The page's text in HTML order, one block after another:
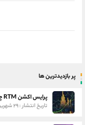
پر بازدیدترین ها
پرایس اکشن RTM چیست؟
تاریخ انتشار : ۲۹ شهریور ۱۴۰۰